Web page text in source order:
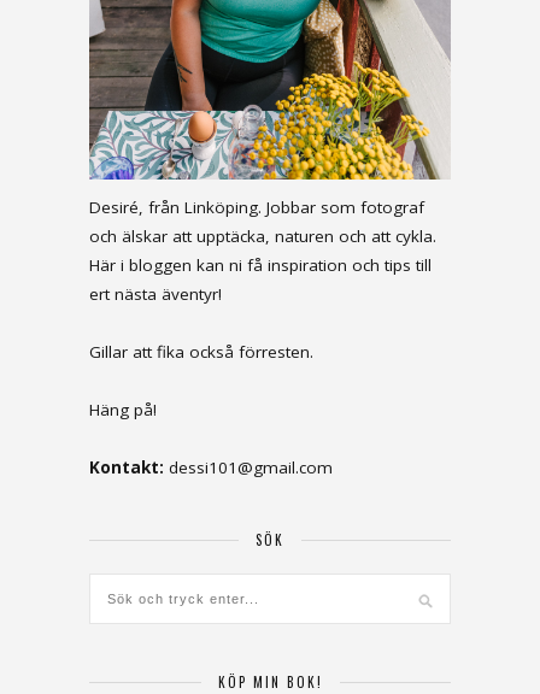
Desiré, från Linköping. Jobbar som fotograf
och älskar att upptäcka, naturen och att cykla.
Här i bloggen kan ni få inspiration och tips till
ert nästa äventyr!
Gillar att fika också förresten.
Häng på!
Kontakt: dessi101@gmail.com
SÖK
KÖP MIN BOK!